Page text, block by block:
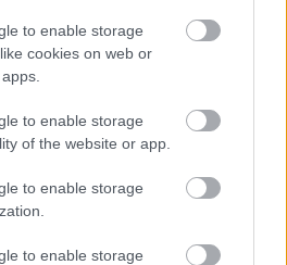
to enable storage
cookies on web or
to enable storage
of the website or app.
to enable storage
to enable storage
showbiz, με συνεχή
από την ποπ κουλτούρα
σας celebrities.
ΤΩΡΑ